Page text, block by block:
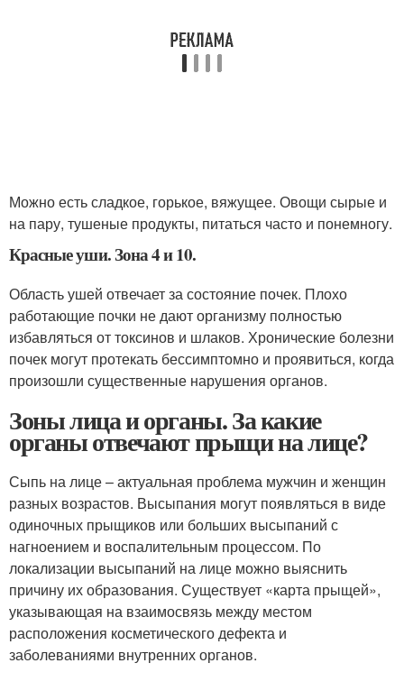
Можно есть сладкое, горькое, вяжущее. Овощи сырые и
на пару, тушеные продукты, питаться часто и понемногу.
Красные уши. Зона 4 и 10.
Область ушей отвечает за состояние почек. Плохо
работающие почки не дают организму полностью
избавляться от токсинов и шлаков. Хронические болезни
почек могут протекать бессимптомно и проявиться, когда
произошли существенные нарушения органов.
Зоны лица и органы. За какие
органы отвечают прыщи на лице?
Сыпь на лице – актуальная проблема мужчин и женщин
разных возрастов. Высыпания могут появляться в виде
одиночных прыщиков или больших высыпаний с
нагноением и воспалительным процессом. По
локализации высыпаний на лице можно выяснить
причину их образования. Существует «карта прыщей»,
указывающая на взаимосвязь между местом
расположения косметического дефекта и
заболеваниями внутренних органов.